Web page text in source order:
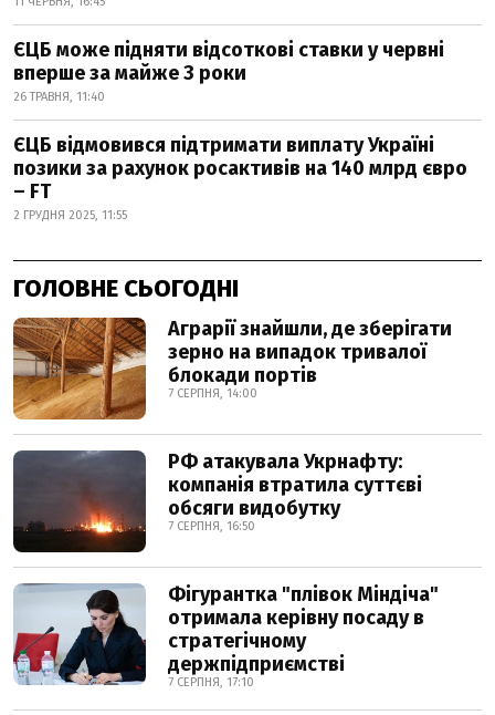
ЄЦБ може підняти відсоткові ставки у червні
вперше за майже 3 роки
26 ТРАВНЯ, 11:40
ЄЦБ відмовився підтримати виплату Україні
позики за рахунок росактивів на 140 млрд євро
– FT
2 ГРУДНЯ 2025, 11:55
ГОЛОВНЕ СЬОГОДНІ
Аграрії знайшли, де зберігати
зерно на випадок тривалої
блокади портів
7 СЕРПНЯ, 14:00
РФ атакувала Укрнафту:
компанія втратила суттєві
обсяги видобутку
7 СЕРПНЯ, 16:50
Фігурантка "плівок Міндіча"
отримала керівну посаду в
стратегічному
держпідприємстві
7 СЕРПНЯ, 17:10